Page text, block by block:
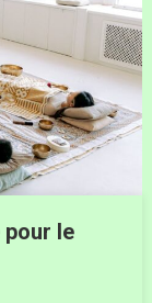
pour le